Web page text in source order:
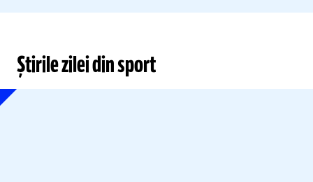
Știrile zilei din sport